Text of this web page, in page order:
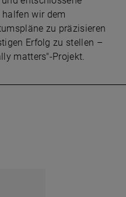
wir dem
zu präzisieren
Erfolg zu stellen –
matters"-Projekt.